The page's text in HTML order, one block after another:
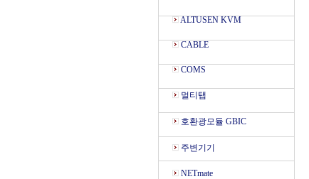
ALTUSEN KVM
CABLE
COMS
멀티탭
호환광모듈 GBIC
주변기기
NETmate